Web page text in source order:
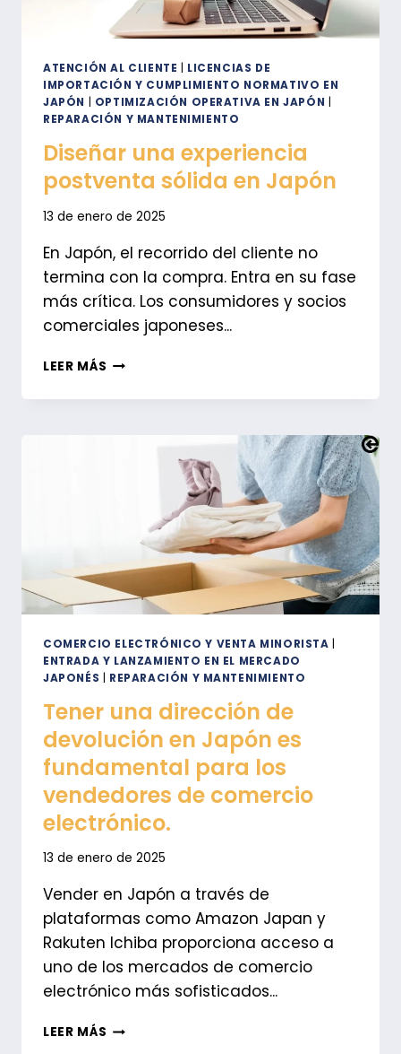
ATENCIÓN AL CLIENTE
LICENCIAS DE
IMPORTACIÓN Y CUMPLIMIENTO NORMATIVO EN
JAPÓN
OPTIMIZACIÓN OPERATIVA EN JAPÓN
REPARACIÓN Y MANTENIMIENTO
Diseñar una experiencia
postventa sólida en Japón
13 de enero de 2025
En Japón, el recorrido del cliente no
termina con la compra. Entra en su fase
más crítica. Los consumidores y socios
comerciales japoneses...
LEER MÁS DISEÑAR
EXPERIENCIA
COMERCIO ELECTRÓNICO Y VENTA MINORISTA
ENTRADA Y LANZAMIENTO EN EL MERCADO
JAPONÉS
REPARACIÓN Y MANTENIMIENTO
Tener una dirección de
devolución en Japón es
fundamental para los
vendedores de comercio
electrónico.
13 de enero de 2025
Vender en Japón a través de
plataformas como Amazon Japan y
Rakuten Ichiba proporciona acceso a
uno de los mercados de comercio
electrónico más sofisticados...
LEER MÁS TENER